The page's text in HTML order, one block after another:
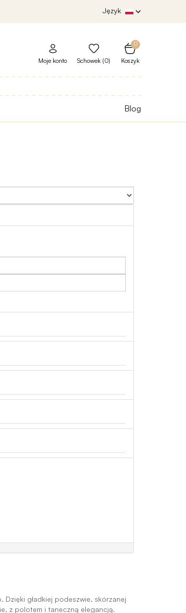
Język
0
Koszyk
Moje konto Schowek (0)
Blog
gładkiej podeszwie, skórzanej
z polotem i taneczną elegancją.